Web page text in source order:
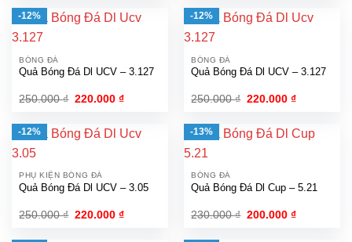
225.000 ₫.là:
185.000 ₫.
280.000 ₫.là:
250.000 ₫.
-12%
BÓNG ĐÁ
Quả Bóng Đá Dl UCV – 3.127
250.000₫ Giá
250.000 ₫.
220.000₫Giá
là:
220.000 ₫.
-12%
BÓNG ĐÁ
Quả Bóng Đá Dl UCV – 3.127
250.000₫ Giá
250.000 ₫.
220.000₫Giá
là:
220.000 ₫.
-12%
PHỤ KIỆN BÓNG ĐÁ
Quả Bóng Đá Dl UCV – 3.05
250.000₫ Giá
220.000₫Giá
-13%
BÓNG ĐÁ
Quả Bóng Đá Dl Cup – 5.21
230.000₫ Giá
200.000₫Giá